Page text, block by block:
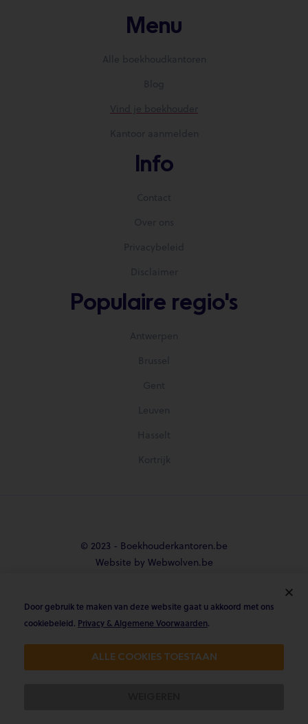
Menu
Alle boekhoudkantoren
Blog
Vind je boekhouder
Kantoor aanmelden
Info
Contact
Over ons
Privacybeleid
Disclaimer
Populaire regio's
Antwerpen
Brussel
Gent
Leuven
Hasselt
Kortrijk
© 2023 - Boekhouderkantoren.be
Website by Webwolven.be
  
Gemiddelde klantbeoordeling
4.8/5 op Trustpilot & 4.9/5 op google
Door gebruik te maken van deze website gaat u akkoord met ons
cookiebeleid. Privacy & Algemene Voorwaarden.
ALLE COOKIES TOESTAAN